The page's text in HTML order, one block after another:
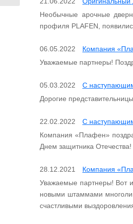
Необычные арочные
профиля PLAFEN,
06.05.2022
Компания
Уважаемые партнеры!
05.03.2022
C
Дорогие
22.02.2022
С
Компания «Плафен»
Днем защитника Отечества!
28.12.2021
Компания
Уважаемые партнеры! Вот
новыми штаммами
счастливыми